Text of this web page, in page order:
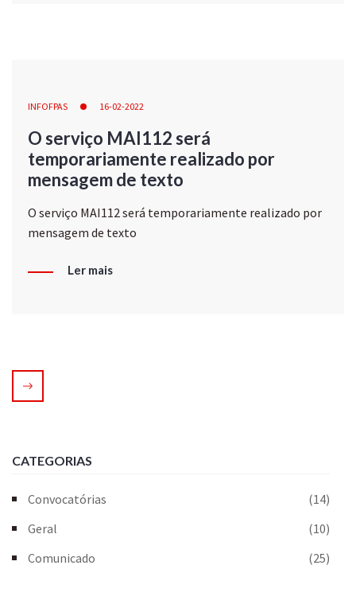
INFOFPAS 16-02-2022
O serviço MAI112 será
temporariamente realizado por
mensagem de texto
O serviço MAI112 será temporariamente realizado por
mensagem de texto
Ler mais
CATEGORIAS
Convocatórias
(14)
Geral
(10)
Comunicado
(25)